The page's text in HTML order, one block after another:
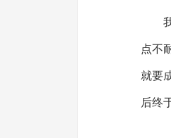
点不
就要
后终